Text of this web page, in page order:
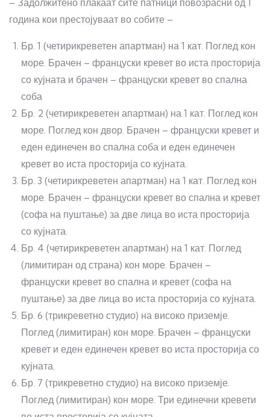
– Задолжитено плаќаат сите патници повозрасни од 1
година кои престојуваат во собите –
Бр. 1 (четирикреветен апартман) на 1 кат. Поглед кон
море. Брачен – француски кревет во иста просторија
со кујната и брачен – француски кревет во спална
соба
Бр. 2 (четирикреветен апартман) на 1 кат. Поглед кон
море. Поглед кон двор. Брачен – француски кревет и
еден единечен во спална соба и еден единечен
кревет во иста просторија со кујната.
Бр. 3 (четирикреветен апартман) на 1 кат. Поглед кон
море. Брачен – француски кревет во спална и кревет
(софа на пуштање) за две лица во иста просторија
со кујната.
Бр. 4 (четирикреветен апартман) на 1 кат. Поглед
(лимитиран од страна) кон море. Брачен –
француски кревет во спална и кревет (софа на
пуштање) за две лица во иста просторија со кујната.
Бр. 6 (трикреветно студио) на високо приземје.
Поглед (лимитиран) кон море. Брачен – француски
кревет и еден единечен кревет во иста просторија со
кујната.
Бр. 7 (трикреветно студио) на високо приземје.
Поглед (лимитиран) кон море. Три единечни кревети